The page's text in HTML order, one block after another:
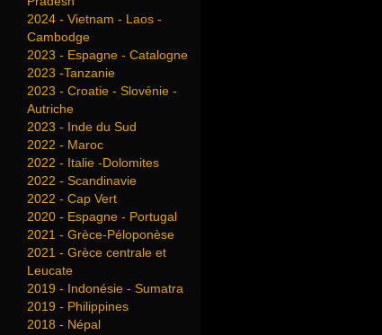
2024 - Vietnam - Laos -
Cambodge
2023 - Espagne - Catalogne
2023 -Tanzanie
2023 - Croatie - Slovénie -
Autriche
2023 - Inde du Sud
2022 - Maroc
2022 - Italie -Dolomites
2022 - Scandinavie
2022 - Cap Vert
2020 - Espagne - Portugal
2021 - Grèce-Péloponèse
2021 - Grèce centrale et
Leucate
2019 - Indonésie - Sumatra
2019 - Philippines
2018 - Népal